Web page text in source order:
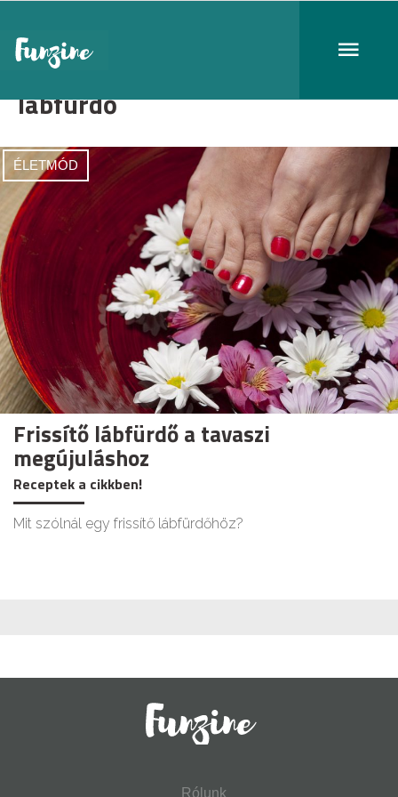
lábfürdő
ÉLETMÓD
Frissítő lábfürdő a tavaszi
megújuláshoz
Receptek a cikkben!
Mit szólnál egy frissítő lábfürdőhöz?
Rólunk